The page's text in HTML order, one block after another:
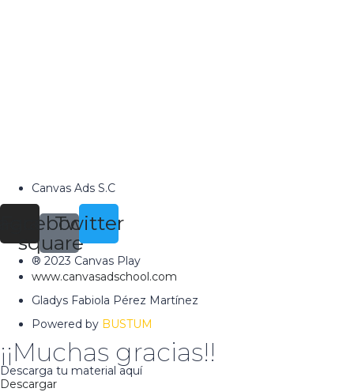
Canvas Ads S.C
Facebook-
square
Twitter
® 2023 Canvas Play
www.canvasadschool.com
Gladys Fabiola Pérez Martínez
Powered by BUSTUM
¡¡Muchas gracias!!
Descarga tu material aquí
Descargar